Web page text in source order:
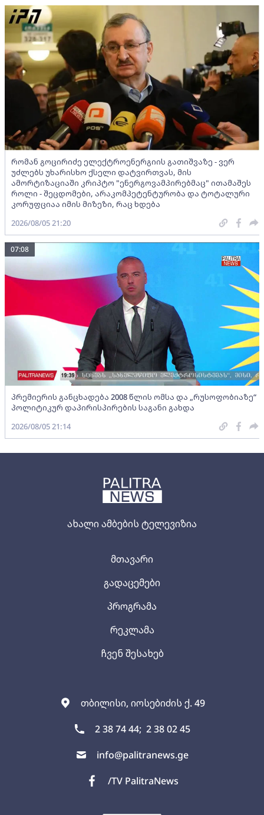
ახალი ამბების ტელევიზია
თბილისი, იოსებიძის ქ. 49
2 38 74 44; 2 38 02 45
info@palitranews.ge
/TV PalitraNews
მთავარი
გადაცემები
პროგრამა
რეკლამა
ჩვენ შესახებ
რომან გოცირიძე ელექტროენერგიის გათიშვაზე - ვერ
უძლებს უხარისხო ქსელი დატვირთვას, მის
ამორტიზაციაში კრიპტო "ენერგოვამპირებმაც" ითამაშეს
როლი - შეცდომები, არაკომპეტენტურობა და ტოტალური
კორუფციაა იმის მიზეზი, რაც ხდება
2026/08/05 21:20
პრემიერის განცხადება 2008 წლის ომსა და „რუსოფობიაზე“
პოლიტიკურ დაპირისპირების საგანი გახდა
07:08
2026/08/05 21:14